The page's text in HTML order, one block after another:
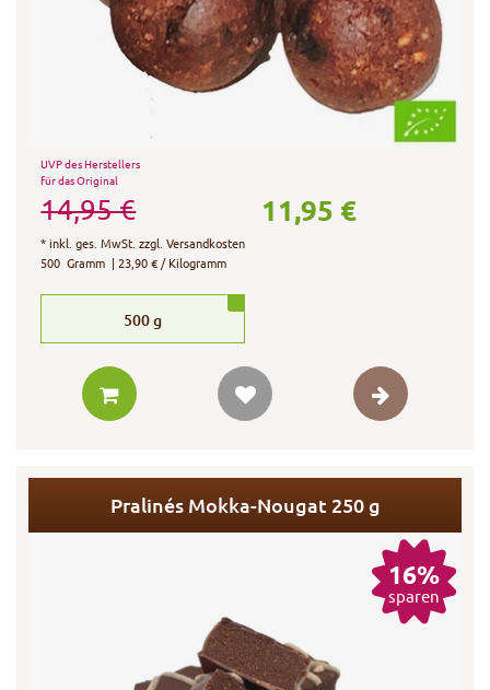
UVP des Herstellers
für das Original
14,95 € 11,95 €
*inkl. ges. MwSt. zzgl.Versandkosten
500 Gramm | 23,90 € / Kilogramm
500g
Pralinés Mokka-Nougat 250 g
16%
sparen